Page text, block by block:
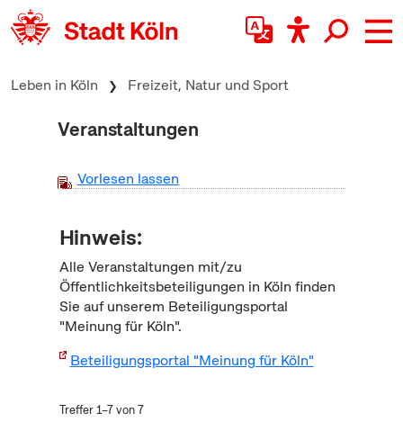
zum Inhalt springen
Leben in Köln Freizeit, Natur und Sport
Veranstaltungen
Vorlesen lassen
Hinweis:
Alle Veranstaltungen mit/zu
Öffentlichkeitsbeteiligungen in Köln finden
Sie auf unserem Beteiligungsportal
"Meinung für Köln".
Beteiligungsportal "Meinung für Köln"
Treffer 1–7 von 7